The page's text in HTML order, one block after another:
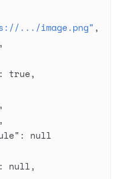
.../image.png" ,
,
: true,
,
,
: null
: null,